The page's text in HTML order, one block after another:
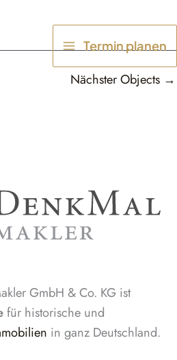
Termin planen
Nächster Objects →
GmbH & Co. KG ist
für historische und
in ganz Deutschland.